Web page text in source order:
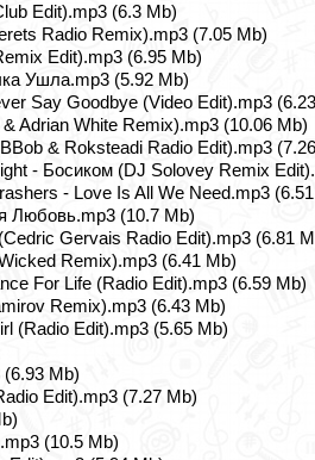
Edit).mp3 (6.3 Mb)
Radio Remix).mp3 (7.05 Mb)
Edit).mp3 (6.95 Mb)
Ушла.mp3 (5.92 Mb)
Say Goodbye (Video Edit).mp3
Adrian White Remix).mp3 (10.06 Mb)
& Roksteadi Radio Edit).mp3
- Босиком (DJ Solovey Remix
- Love Is All We Need.mp3
Любовь.mp3 (10.7 Mb)
Gervais Radio Edit).mp3 (6.81
Remix).mp3 (6.41 Mb)
For Life (Radio Edit).mp3 (6.59 Mb)
Remix).mp3 (6.43 Mb)
(Radio Edit).mp3 (5.65 Mb)
Mb)
Edit).mp3 (7.27 Mb)
(10.5 Mb)